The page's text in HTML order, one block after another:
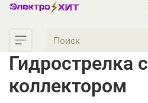
Гидрострелка с
коллектором